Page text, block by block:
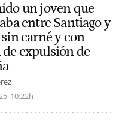
un joven que
entre Santiago y
carné y con
expulsión de
10:22h